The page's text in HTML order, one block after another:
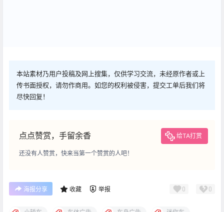
本站素材乃用户投稿及网上搜集，仅供学习交流，未经原作者或上
传书面授权，请勿作商用。如您的权利被侵害，提交工单后我们将
尽快回复！
点点赞赏，手留余香 给TA打赏
还没有人赞赏，快来当第一个赞赏的人吧！
海报分享 收藏 举报 0 0